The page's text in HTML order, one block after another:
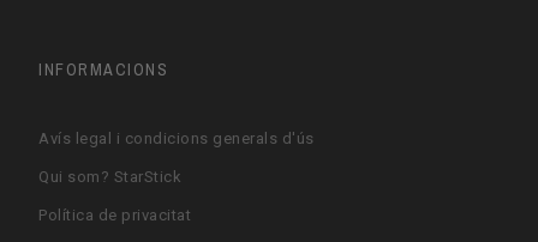
INFORMACIONS
Avís legal i condicions generals d'ús
Qui som? StarStick
Política de privacitat